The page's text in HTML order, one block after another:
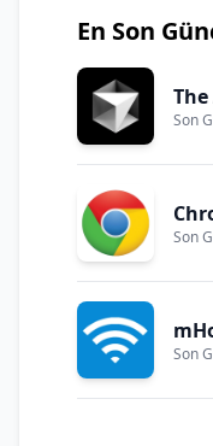
En Son
Son
Son
Son